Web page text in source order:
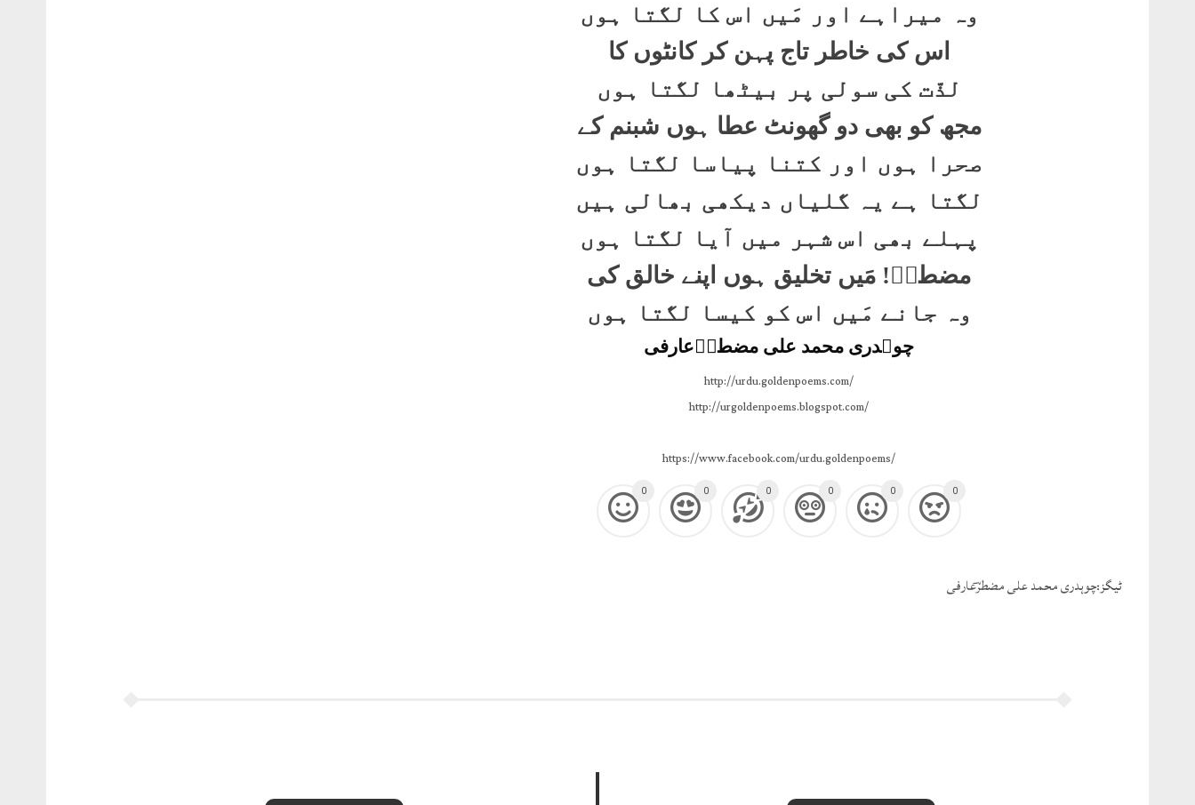
وہ میراہے اور مَیں اس کا لگتا ہوں
اس کی خاطر تاج پہن کر کانٹوں کا
لذّت کی سولی پر بیٹھا لگتا ہوں
مجھ کو بھی دو گھونٹ عطا ہوں شبنم کے
صحرا ہوں اور کتنا پیاسا لگتا ہوں
لگتا ہے یہ گلیاں دیکھی بھالی ہیں
پہلے بھی اس شہر میں آیا لگتا ہوں
مضطرؔ! مَیں تخلیق ہوں اپنے خالق کی
وہ جانے مَیں اس کو کیسا لگتا ہوں
چوہدری محمد علی مضطرؔعارفی
http://urdu.goldenpoems.com/
http://urgoldenpoems.blogspot.com/
https://www.facebook.com/urdu.goldenpoems/
0 0 0 0 0 0
ٹيگز:چوہدری محمد علی مضطرؔعارفی